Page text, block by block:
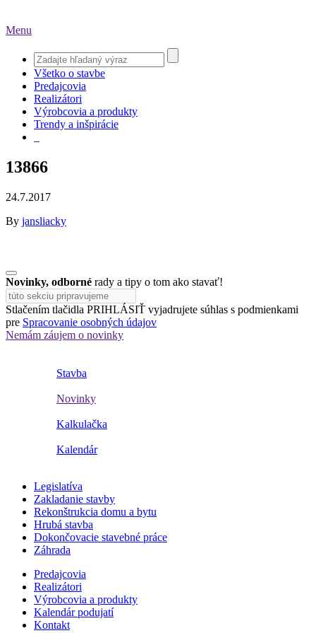
Menu
Všetko o stavbe
Predajcovia
Realizátori
Výrobcovia a produkty
Trendy a inšpirácie
13866
24.7.2017
By jansliacky
Novinky, odborné rady a tipy o tom ako stavať!
Stlačením tlačidla PRIHLÁSIŤ vyjadrujete súhlas s podmienkami
pre Spracovanie osobných údajov
Nemám záujem o novinky
Stavba
Novinky
Kalkulačka
Kalendár
Legislatíva
Zakladanie stavby
Rekonštrukcia domu a bytu
Hrubá stavba
Dokončovacie stavebné práce
Záhrada
Predajcovia
Realizátori
Výrobcovia a produkty
Kalendár podujatí
Kontakt